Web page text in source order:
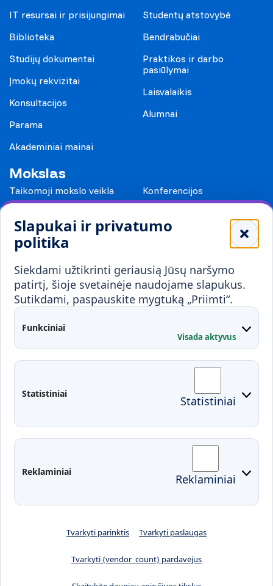
Slapukai ir privatumo
politika
Siekdami užtikrinti geriausią Jūsų naršymo
patirtį, šioje svetainėje naudojame slapukus.
Sutikdami, paspauskite mygtuką „Priimti“.
Funkciniai
Visada aktyvus
Statistiniai Statistiniai
Reklaminiai Reklaminiai
Tvarkyti parinktis Tvarkyti paslaugas
Tvarkyti {vendor_count} pardavėjus
IT resursai ir prisijungimai
Biblioteka
Studijų dokumentai
Įmokų rekvizitai
Konsultacijos
Parama
Akademiniai mainai
Studentų atstovybė
Bendrabučiai
Praktikos ir darbo
pasiūlymai
Laisvalaikis
Alumnai
Mokslas
Taikomoji mokslo veikla
Konferencijos
Mokykloms
Visuomenei ir verslui
Mokymai ir konsultavimas
Partnerystės
Karjera
Kontaktai
Administracija
Fakultetai
Studentų atstovybė
Moodle
EDINA
Pasirengimas ekstremaliai